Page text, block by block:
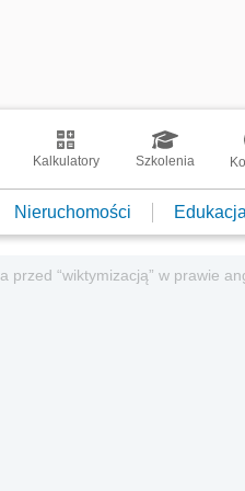
Kalkulatory Szkolenia
Nieruchomości Edukacja
przed “wiktymizacją” w prawie